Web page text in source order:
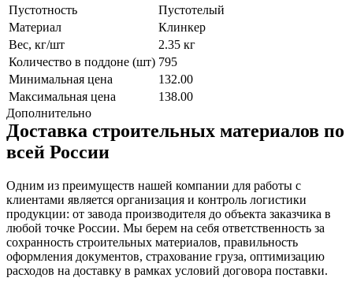
Пустотность
Пустотелый
Материал
Клинкер
Вес, кг/шт
2.35 кг
Количество в поддоне (шт) 795
Минимальная цена
132.00
Максимальная цена
138.00
Дополнительно
Доставка строительных материалов по
всей России
Одним из преимуществ нашей компании для работы с
клиентами является организация и контроль логистики
продукции: от завода производителя до объекта заказчика в
любой точке России. Мы берем на себя ответственность за
сохранность строительных материалов, правильность
оформления документов, страхование груза, оптимизацию
расходов на доставку в рамках условий договора поставки.